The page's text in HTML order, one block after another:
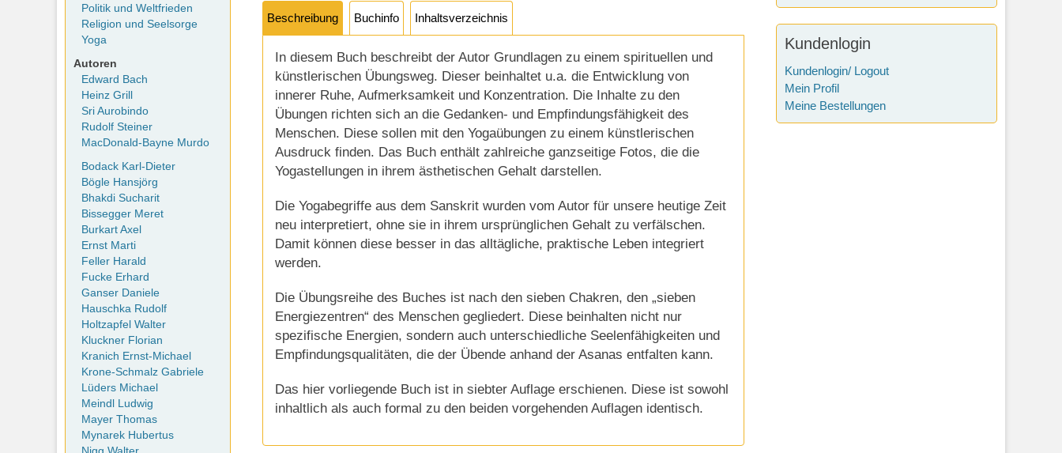
Beschreibung Buchinfo Inhaltsverzeichnis
In diesem Buch beschreibt der Autor Grundlagen zu einem spirituellen und
künstlerischen Übungsweg. Dieser beinhaltet u.a. die Entwicklung von
innerer Ruhe, Aufmerksamkeit und Konzentration. Die Inhalte zu den
Übungen richten sich an die Gedanken- und Empfindungsfähigkeit des
Menschen. Diese sollen mit den Yogaübungen zu einem künstlerischen
Ausdruck finden. Das Buch enthält zahlreiche ganzseitige Fotos, die die
Yogastellungen in ihrem ästhetischen Gehalt darstellen.
Die Yogabegriffe aus dem Sanskrit wurden vom Autor für unsere heutige Zeit
neu interpretiert, ohne sie in ihrem ursprünglichen Gehalt zu verfälschen.
Damit können diese besser in das alltägliche, praktische Leben integriert
werden.
Die Übungsreihe des Buches ist nach den sieben Chakren, den „sieben
Energiezentren“ des Menschen gegliedert. Diese beinhalten nicht nur
spezifische Energien, sondern auch unterschiedliche Seelenfähigkeiten und
Empfindungsqualitäten, die der Übende anhand der Asanas entfalten kann.
Das hier vorliegende Buch ist in siebter Auflage erschienen. Diese ist sowohl
inhaltlich als auch formal zu den beiden vorgehenden Auflagen identisch.
Kundenlogin
Kundenlogin/ Logout
Mein Profil
Meine Bestellungen
Politik und Weltfrieden
Religion und Seelsorge
Yoga
Autoren
Edward Bach
Heinz Grill
Sri Aurobindo
Rudolf Steiner
MacDonald-Bayne Murdo
Bodack Karl-Dieter
Bögle Hansjörg
Bhakdi Sucharit
Bissegger Meret
Burkart Axel
Ernst Marti
Feller Harald
Fucke Erhard
Ganser Daniele
Hauschka Rudolf
Holtzapfel Walter
Kluckner Florian
Kranich Ernst-Michael
Krone-Schmalz Gabriele
Lüders Michael
Meindl Ludwig
Mayer Thomas
Mynarek Hubertus